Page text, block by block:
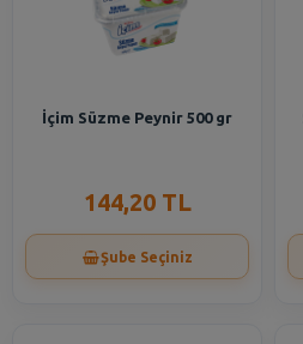
İçim Süzme Peynir 500 gr
144,20 TL
Şube Seçiniz